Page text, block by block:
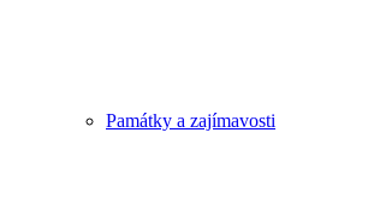
Památky a zajímavosti